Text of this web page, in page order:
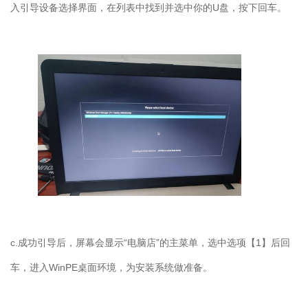
入引导设备选择界面，在列表中找到并选中你的U盘，按下回车。
c.成功引导后，屏幕会显示“电脑店”的主菜单，选中选项【1】后回
车，进入WinPE桌面环境，为安装系统做准备。